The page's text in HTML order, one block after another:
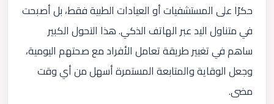
حكرًا على المستشفيات أو العيادات الطبية فقط، بل أصبحت
في متناول اليد عبر الهاتف الذكي. هذا التحول الكبير
ساهم في تغيير طريقة تعامل الأفراد مع صحتهم اليومية،
وجعل الوقاية والمتابعة المستمرة أسهل من أي وقت
مضى.